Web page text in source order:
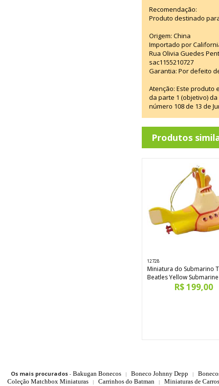
Recomendação:
Produto destinado
Origem: China
Importado por
Rua Olivia Guedes
sac1155210727
Garantia: Por defeito
Atenção: Este produto
da parte 1 (objetivo)
número 108 de 13 de
Produtos
12728
Miniatura do Submarino
Beatles Yellow Submarine
R$ 199,00
Os mais procurados- Bakugan Bonecos | Boneco Johnny Depp |
Coleção Matchbox Miniaturas
| Carrinhos do Batman | Miniaturas de